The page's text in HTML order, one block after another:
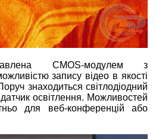
CMOS-модулем з
запису відео в якості
знаходиться світлодіодний
датчик освітлення. Можливостей
для веб-конференцій або